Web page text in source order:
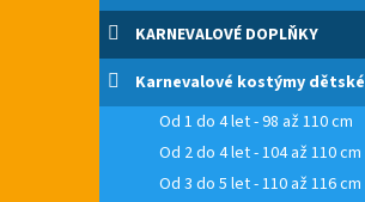
KARNEVALOVÉ DOPLŇKY
Karnevalové kostýmy dětské
Od 1 do 4 let - 98 až 110 cm
Od 2 do 4 let - 104 až 110 cm
Od 3 do 5 let - 110 až 116 cm